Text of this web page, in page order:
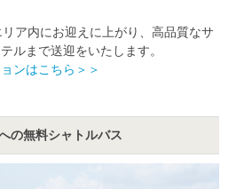
ア内にお迎えに上がり、高品質なサ
ルまで送迎をいたします。
ンはこちら＞＞
の無料シャトルバス